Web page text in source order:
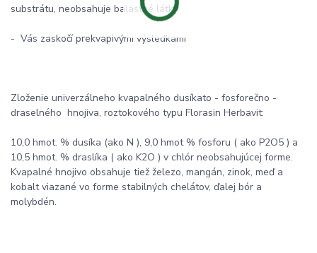
substrátu, neobsahuje balastné látky
- Vás zaskočí prekvapivými výsledkami
Zloženie univerzálneho kvapalného dusíkato - fosforečno -
draselného hnojiva, roztokového typu Florasin Herbavit:
10,0 hmot. % dusíka (ako N ), 9,0 hmot % fosforu ( ako P2O5 ) a
10,5 hmot. % draslíka ( ako K2O ) v chlór neobsahujúcej forme.
Kvapalné hnojivo obsahuje tiež železo, mangán, zinok, meď a
kobalt viazané vo forme stabilných chelátov, ďalej bór a
molybdén.